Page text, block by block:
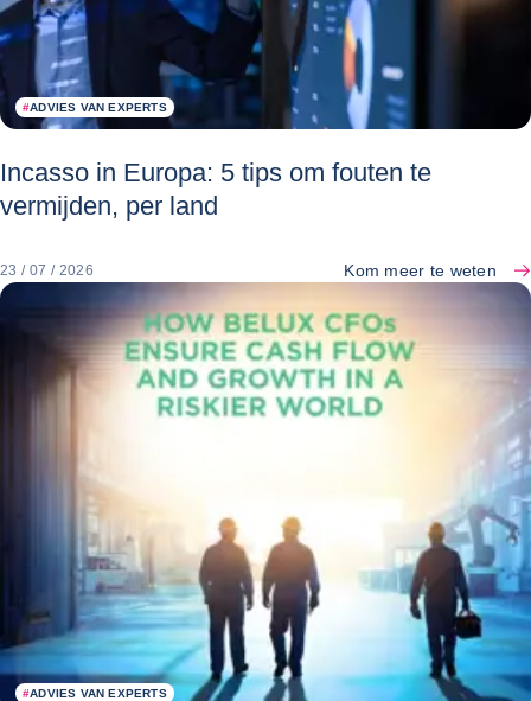
#ADVIES VAN EXPERTS
Incasso in Europa: 5 tips om fouten te
vermijden, per land
23 / 07 / 2026 Kom meer te weten
#ADVIES VAN EXPERTS